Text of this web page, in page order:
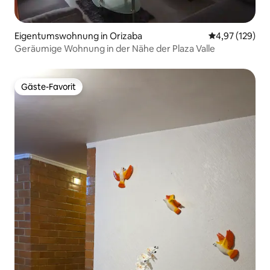
Eigentumswohnung in Orizaba
4,97 (129)
Geräumige Wohnung in der Nähe der Plaza Valle
Gäste-Favorit
Gäste-Favorit